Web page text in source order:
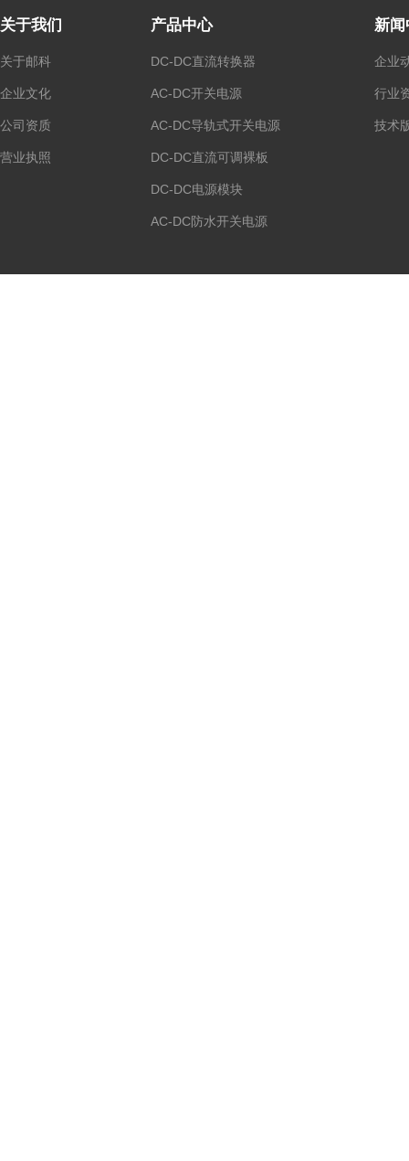
关于我们
关于邮科
企业文化
公司资质
营业执照
产品中心
DC-DC直流转换器
AC-DC开关电源
AC-DC导轨式开关电源
DC-DC直流可调裸板
DC-DC电源模块
AC-DC防水开关电源
新闻
企业
行业
技术